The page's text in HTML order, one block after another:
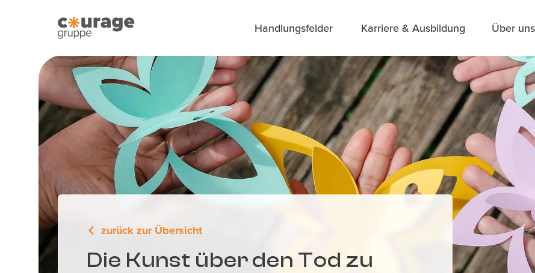
Zum Hauptinhalt
Zum Footer
Handlungsfelder Karriere & Ausbildung Über uns
zurück zur Übersicht
Die Kunst über den Tod zu